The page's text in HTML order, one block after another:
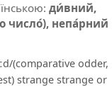
ди́вний,
число́), непа́рний
(comparative odder,
strange strange or